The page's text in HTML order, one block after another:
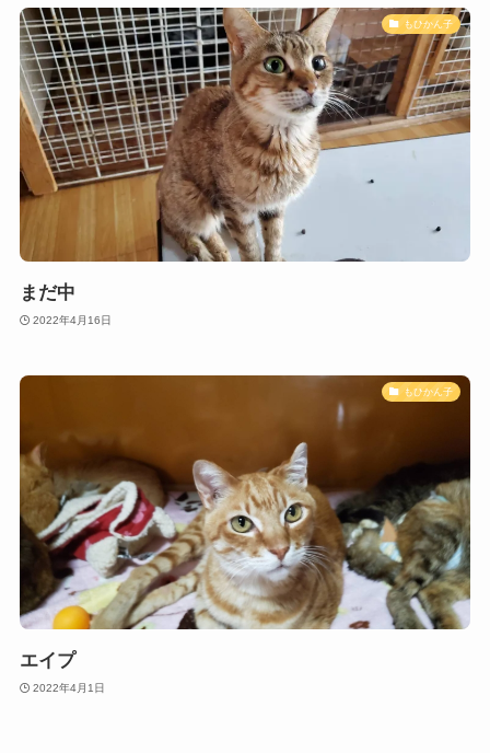
もひかん子
まだ中
2022年4月16日
もひかん子
エイプ
2022年4月1日